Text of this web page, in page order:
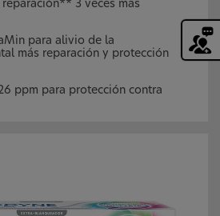
3 veces más
para alivio de la
más reparación y protección
ppm para protección contra